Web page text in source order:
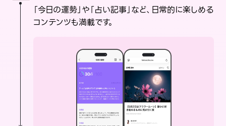
「今日の運勢」や「占い記事」など、日常的に楽しめる
コンテンツも満載です。